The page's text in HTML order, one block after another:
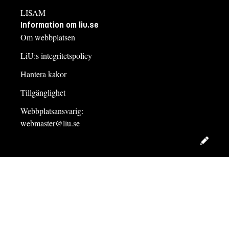
LISAM
Information om liu.se
Om webbplatsen
LiU:s integritetspolicy
Hantera kakor
Tillgänglighet
Webbplatsansvarig:
webmaster@liu.se